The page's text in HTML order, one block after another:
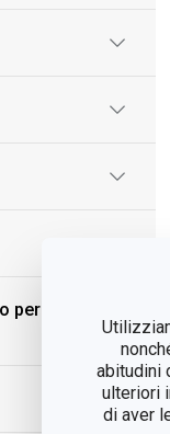
abitudini
ulteriori
di aver
per